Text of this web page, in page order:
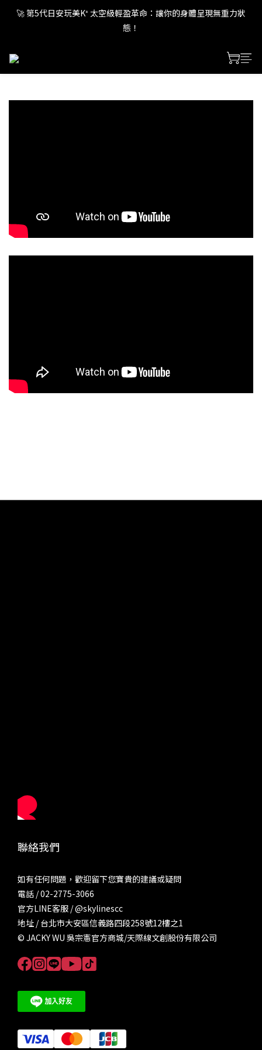
🚀 第5代日安玩美K⁺ 太空級輕盈革命：讓你的身體呈現無重力狀
態！
🚀 第5代日安玩美K⁺ 太空級輕盈革命：讓你的身體呈現無重力狀
態！
🚀 第5代日安玩美K⁺ 太空級輕盈革命：讓你的身體呈現無重力狀
聯絡我們
如有任何問題，歡迎留下您寶貴的建議或疑問
電話 / 02-2775-3066
官方LINE客服 /@skylinescc
地址 / 台北市大安區信義路四段258號12樓之1
© JACKY WU 吳宗憲官方商城/天際線文創股份有限公司